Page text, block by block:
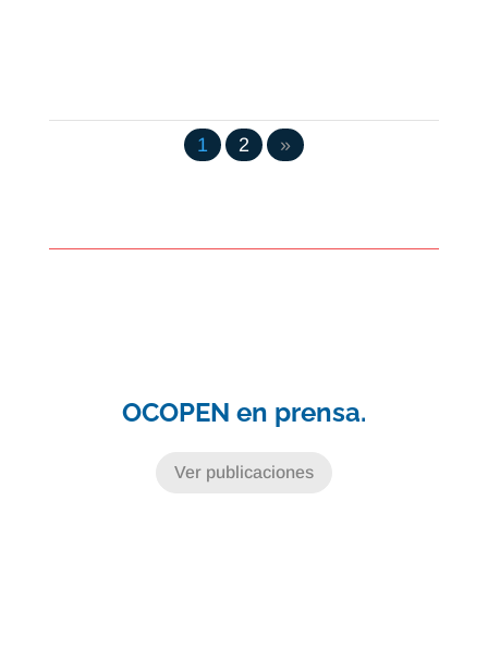
1 2 »
OCOPEN en prensa.
Ver publicaciones